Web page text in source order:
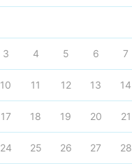
3 4 5 6 7
10 11 12 13 14
17 18 19 20 21
24 25 26 27 28